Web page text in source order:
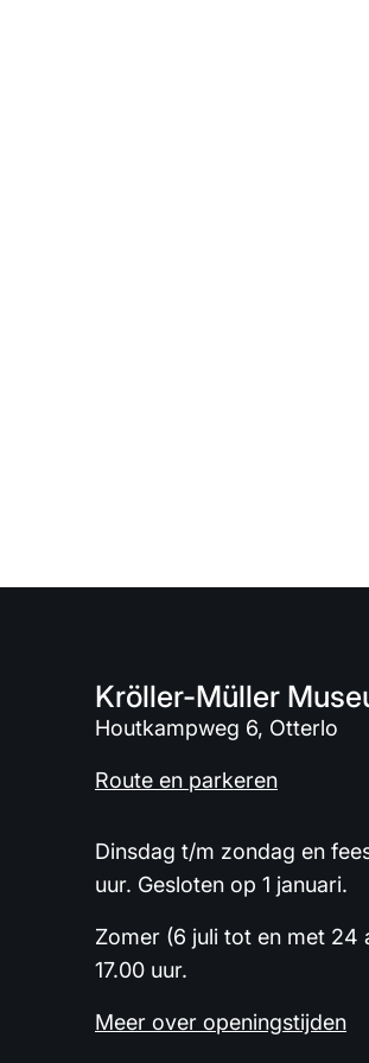
Kröller-Müller
Houtkampweg 6, Otterlo
Route en parkeren
Dinsdag t/m zondag en
uur. Gesloten op 1 januari.
Zomer (6 juli tot en met 24
17.00 uur.
Meer over openingstijden